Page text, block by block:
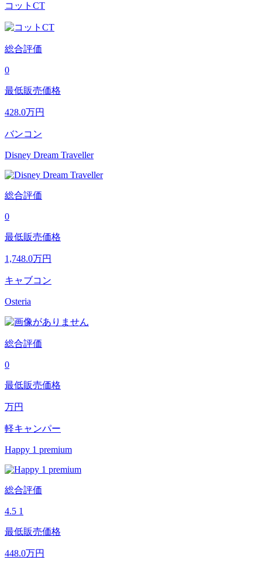
コットCT
総合評価
0
最低販売価格
428.0万円
バンコン
Disney Dream Traveller
総合評価
0
最低販売価格
1,748.0万円
キャブコン
Osteria
総合評価
0
最低販売価格
万円
軽キャンパー
Happy 1 premium
総合評価
4.5 1
最低販売価格
448.0万円